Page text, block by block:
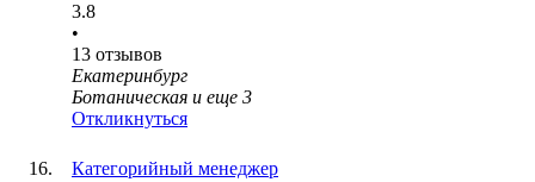
3.8
•
13 отзывов
Екатеринбург
Ботаническая и еще 3
Откликнуться
Категорийный менеджер